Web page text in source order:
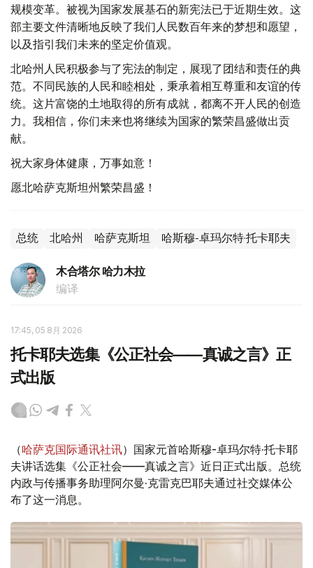
规模变革。被视为国家发展基石的新宪法已于近期生效。这
部主要文件清晰地反映了我们人民数百年来的梦想和愿望，
以及指引我们未来的坚定价值观。
北哈州人民积极参与了宪法的制定，展现了团结和责任的典
范。不同民族的人民和睦相处，秉承着相互尊重和友谊的传
统。这片富饶的土地取得的所有成就，都离不开人民的创造
力。我相信，你们未来也将继续为国家的繁荣昌盛做出贡
献。
祝大家身体健康，万事如意！
愿北哈萨克斯坦州繁荣昌盛！
总统 北哈州 哈萨克斯坦 哈斯穆-卓玛尔特·托卡耶夫
木合塔尔 哈力木拉
编译
17:45, 05 8月 2026
托卡耶夫选集《公正社会——真诚之言》正
式出版
（哈萨克国际通讯社讯）国家元首哈斯穆-卓玛尔特·托卡耶
夫讲话选集《公正社会——真诚之言》近日正式出版。总统
内政与传播事务助理阿尔曼·克雷克巴耶夫通过社交媒体公
布了这一消息。